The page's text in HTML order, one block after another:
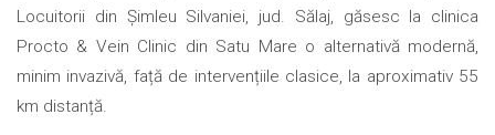
Locuitorii din Șimleu Silvaniei, jud. Sălaj, găsesc la clinica
Procto & Vein Clinic din Satu Mare o alternativă modernă,
minim invazivă, față de intervențiile clasice, la aproximativ 55
km distanță.